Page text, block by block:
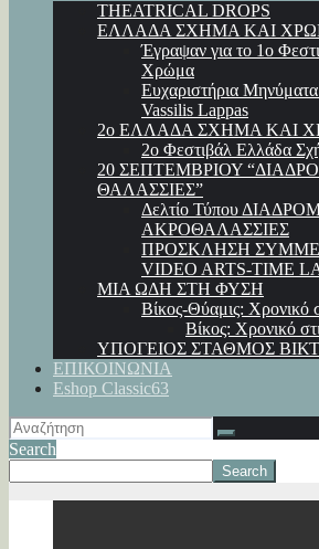
THEATRICAL DROPS
ΕΛΛΑΔΑ ΣΧΗΜΑ ΚΑΙ
Έγραψαν για το 1ο
Χρώμα
Ευχαριστήρια
Vassilis Lappas
2ο ΕΛΛΑΔΑ ΣΧΗΜΑ ΚΑΙ
2ο Φεστιβάλ Ελλάδα
20 ΣΕΠΤΕΜΒΡΙΟΥ
ΘΑΛΑΣΣΙΕΣ”
Δελτίο Τύπου
ΑΚΡΟΘΑΛΑΣΣΙΕΣ
ΠΡΟΣΚΛΗΣΗ
VIDEO ARTS-TIME
ΜΙΑ ΩΔΗ ΣΤΗ ΦΥΣΗ
Βίκος-Θύαμις: Χρονικό
Βίκος: Χρονικό
ΥΠΟΓΕΙΟΣ ΣΤΑΘΜΟΣ
ΕΠΙΚΟΙΝΩΝΙΑ
Eshop Classic63
Search
Search